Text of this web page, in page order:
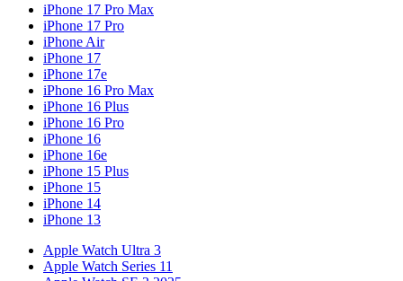
iPhone 17 Pro Max
iPhone 17 Pro
iPhone Air
iPhone 17
iPhone 17e
iPhone 16 Pro Max
iPhone 16 Plus
iPhone 16 Pro
iPhone 16
iPhone 16e
iPhone 15 Plus
iPhone 15
iPhone 14
iPhone 13
Apple Watch Ultra 3
Apple Watch Series 11